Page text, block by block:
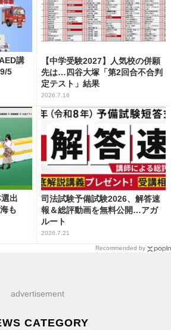
講
5
【中学受験2027】人気校の併願
先は…四谷大塚「第2回合不合判
定テスト」結果
2026.7.16
出
も
司法試験予備試験2026、解答速
報＆総評動画を無料公開…アガ
ルート
2026.7.21
Recommended by
advertisement
CATEGORY